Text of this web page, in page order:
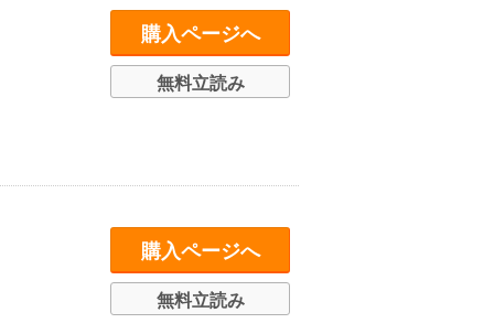
購入ページへ
無料立読み
購入ページへ
無料立読み